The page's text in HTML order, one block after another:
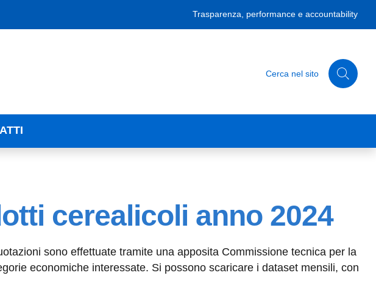
Trasparenza, performance e accountability
Cerca nel sito
cerealicoli anno 2024
sono effettuate tramite una apposita Commissione tecnica per la
economiche interessate. Si possono scaricare i dataset mensili, con